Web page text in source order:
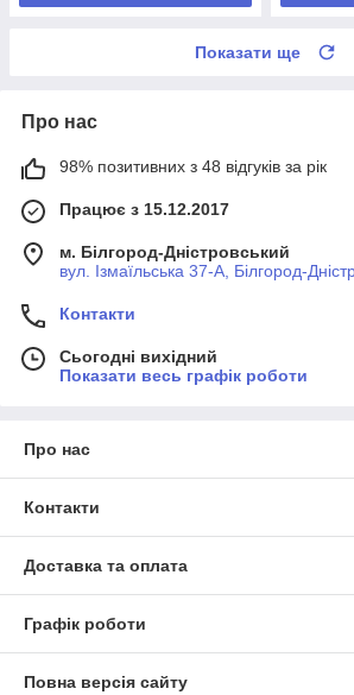
Показати ще
Про нас
98% позитивних з 48 відгуків за рік
Працює з 15.12.2017
м. Білгород-Дністровський
вул. Ізмаїльська 37-А, Білгород-
Контакти
Сьогодні вихідний
Показати весь графік роботи
Про нас
Контакти
Доставка та оплата
Графік роботи
Повна версія сайту